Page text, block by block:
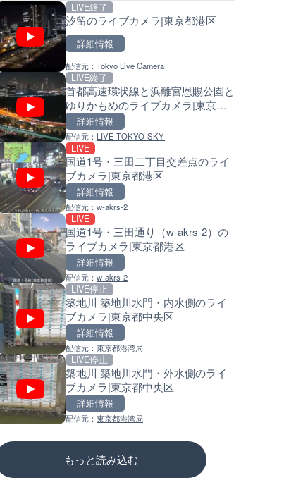
LIVE終了
汐留のライブカメラ|東京都港区
詳細情報
配信元： Tokyo Live Camera
LIVE終了
首都高速環状線と浜離宮恩賜公園と
ゆりかもめのライブカメラ|東京都
港区詳細情報
配信元： LIVE-TOKYO-SKY
LIVE
国道1号・三田二丁目交差点のライ
ブカメラ|東京都港区
詳細情報
配信元： w-akrs-2
LIVE
国道1号・三田通り（w-akrs-2）の
ライブカメラ|東京都港区
詳細情報
配信元： w-akrs-2
LIVE停止
築地川 築地川水門・内水側のライ
ブカメラ|東京都中央区
詳細情報
配信元： 東京都港湾局
LIVE停止
築地川 築地川水門・外水側のライ
ブカメラ|東京都中央区
詳細情報
配信元： 東京都港湾局
もっと読み込む
富山県道76号 万尾のライブカ
配信元：
広島県道4号 川根のライブカ
広島県安芸高田市
配信元：
巨瀬川 河童橋のライブカメラ|
県うきは市
広島県道321号 美土里のライ
ラ|広島県安芸高田市
東京タワー・港区芝周辺のラ
メラ|東京都港区
配信元：
国道57号 産山第2のライブカ
熊本県阿蘇市
配信元：
導目木川 花立砂防堰堤下流の
配信元：
常呂川 鹿ノ子ダムのライブカ
北海道置戸町
配信元：
天塩川 岩尾内ダムのライブカ
北海道士別市
東京都品川区南大井のライブ
ラ|東京都品川区
道の駅さがのせきのライブカ
大分県大分市
配信元：
松江自動車道 三次東JCT・イ
ーチェンジのライブカメラ|広
配信元：